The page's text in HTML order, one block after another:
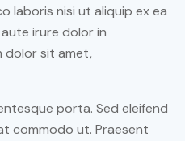
laboris nisi ut aliquip ex ea
irure dolor in
dolor sit amet,
porta. Sed eleifend
commodo ut. Praesent